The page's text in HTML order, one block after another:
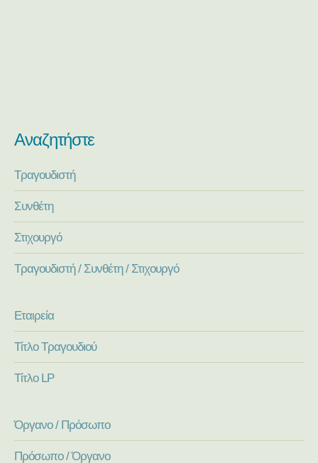
Αναζητήστε
Τραγουδιστή
Συνθέτη
Στιχουργό
Τραγουδιστή / Συνθέτη / Στιχουργό
Εταιρεία
Τίτλο Τραγουδιού
Τίτλο LP
Όργανο / Πρόσωπο
Πρόσωπο / Όργανο